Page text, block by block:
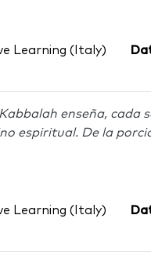
Learning (Italy)
enseña, cada
espiritual. De la
Learning (Italy)